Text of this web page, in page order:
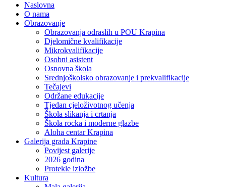
Naslovna
O nama
Obrazovanje
Obrazovanja odraslih u POU Krapina
Djelomične kvalifikacije
Mikrokvalifikacije
Osobni asistent
Osnovna škola
Srednjoškolsko obrazovanje i prekvalifikacije
Tečajevi
Održane edukacije
Tjedan cjeloživotnog učenja
Škola slikanja i crtanja
Škola rocka i moderne glazbe
Aloha centar Krapina
Galerija grada Krapine
Povijest galerije
2026 godina
Protekle izložbe
Kultura